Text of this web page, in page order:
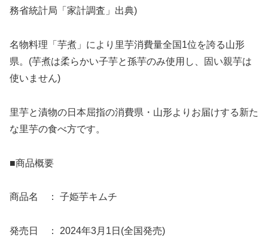
務省統計局「家計調査」出典)
名物料理「芋煮」により里芋消費量全国1位を誇る山形
県。(芋煮は柔らかい子芋と孫芋のみ使用し、固い親芋は
使いません)
里芋と漬物の日本屈指の消費県・山形よりお届けする新た
な里芋の食べ方です。
■商品概要
商品名 ： 子姫芋キムチ
発売日 ： 2024年3月1日(全国発売)